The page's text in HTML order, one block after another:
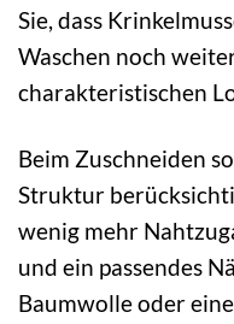
Sie, dass
Waschen noch
charakteristischen
Beim Zuschneiden
Struktur
wenig mehr
und ein passendes
Baumwolle oder